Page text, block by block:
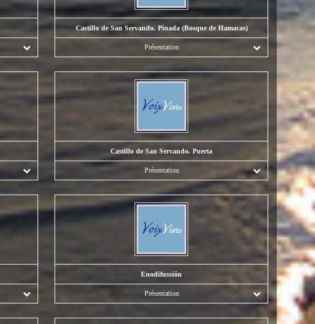
Castillo de San Servando. Pinada (Bosque de Hamacas)
Présentation
Castillo de San Servando. Puerta
Présentation
Enodifussión
Présentation